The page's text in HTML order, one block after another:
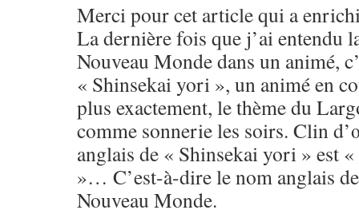
Merci pour cet article qui a
La dernière fois que j’ai entendu
Nouveau Monde dans un animé,
« Shinsekai yori », un animé en
plus exactement, le thème du
comme sonnerie les soirs. Clin
anglais de « Shinsekai yori » est
»… C’est-à-dire le nom anglais
Nouveau Monde.